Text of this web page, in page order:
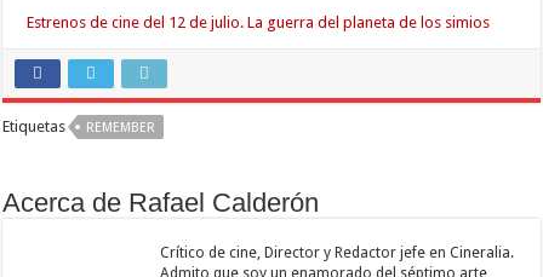
Estrenos de cine del 12 de julio. La guerra del planeta de los simios
Etiquetas REMEMBER
Acerca de Rafael Calderón
Crítico de cine, Director y Redactor jefe en Cineralia.
Admito que soy un enamorado del séptimo arte